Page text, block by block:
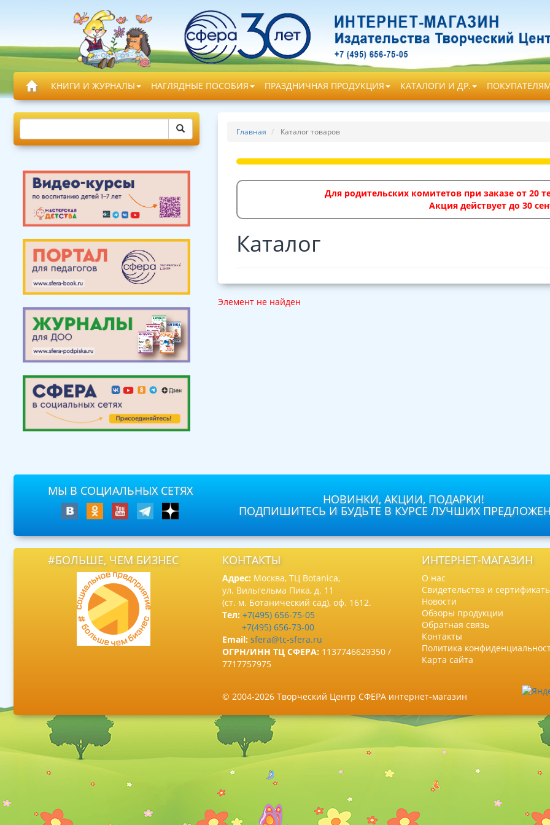
КНИГИ И ЖУРНАЛЫ НАГЛЯДНЫЕ ПОСОБИЯ ПРАЗДНИЧНАЯ ПРОДУКЦИЯ КАТАЛОГИ И ДР.
Главная Каталог товаров
Для родительских комитетов при заказе от 20
Акция действует до 30
Каталог
Элемент не найден
МЫ В СОЦИАЛЬНЫХ СЕТЯХ
НОВИНКИ, АКЦИИ, ПОДАРКИ!
ПОДПИШИТЕСЬ И БУДЬТЕ В КУРСЕ ЛУЧШИХ
#БОЛЬШЕ, ЧЕМ БИЗНЕС КОНТАКТЫ
Адрес: Москва, ТЦ Botanica,
ул. Вильгельма Пика, д. 11
(ст. м. Ботанический сад), оф. 1612.
Тел: +7(495) 656-75-05
+7(495) 656-73-00
Email: sfera@tc-sfera.ru
ОГРН/ИНН ТЦ СФЕРА: 1137746629350 /
7717757975
ИНТЕРНЕТ-МАГАЗИН
О нас
Свидетельства и
Новости
Обзоры продукции
Обратная связь
Контакты
Политика
Карта сайта
© 2004-2026 Творческий Центр СФЕРА интернет-магазин